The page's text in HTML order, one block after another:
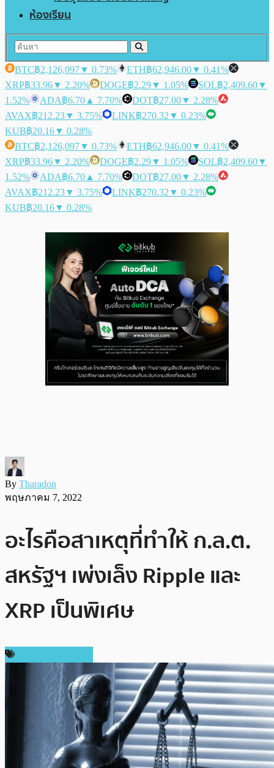
ห้องเรียน
BTC฿2,126,097▼ 0.73% ETH฿62,946.00▼ 0.41%
XRP฿33.96▼ 2.20% DOGE฿2.29▼ 1.05% SOL฿2,409.60▼
1.52%
ADA฿6.70 ▲ 7.70% DOT฿27.00▼ 2.28%
AVAX฿212.23▼ 3.75% LINK฿270.32 ▼ 0.23%
KUB฿20.16▼ 0.28%
BTC฿2,126,097▼ 0.73% ETH฿62,946.00▼ 0.41%
XRP฿33.96▼ 2.20% DOGE฿2.29▼ 1.05% SOL฿2,409.60▼
1.52%
ADA฿6.70 ▲ 7.70% DOT฿27.00▼ 2.28%
AVAX฿212.23▼ 3.75% LINK฿270.32 ▼ 0.23%
KUB฿20.16▼ 0.28%
By Tharadon
พฤษภาคม 7, 2022
อะไรคือสาเหตุที่ทำให้ ก.ล.ต.
สหรัฐฯ เพ่งเล็ง Ripple และ
XRP เป็นพิเศษ